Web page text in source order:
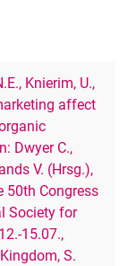
Knierim, U.,
affect
Dwyer C.,
V. (Hrsg.),
50th Congress
Society for
15.07.,
S.